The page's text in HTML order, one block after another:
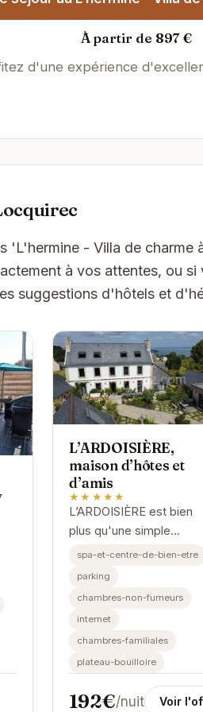
À partir de 897 €
d'une expérience
'L'hermine - Villa de
à vos attentes, ou
suggestions d'hôtels et
L’ARDOISIÈRE,
maison d’hôtes et
d’amis
★★★★★
L’ARDOISIÈRE est bien
plus qu'une simple
maison d'hôtes ; c'est
emplacement
privilégié...
spa-et-centre-de-bien-etre
parking
chambres-non-fumeurs
internet
chambres-familiales
plateau-bouilloire
192€/nuit Voir